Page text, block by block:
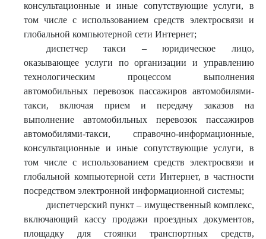
консультационные и иные сопутствующие услуги, в
том числе с использованием средств электросвязи и
глобальной компьютерной сети Интернет;
диспетчер такси – юридическое лицо,
оказывающее услуги по организации и управлению
технологическим процессом выполнения
автомобильных перевозок пассажиров автомобилями-
такси, включая прием и передачу заказов на
выполнение автомобильных перевозок пассажиров
автомобилями-такси, справочно-информационные,
консультационные и иные сопутствующие услуги, в
том числе с использованием средств электросвязи и
глобальной компьютерной сети Интернет, в частности
посредством электронной информационной системы;
диспетчерский пункт – имущественный комплекс,
включающий кассу продажи проездных документов,
площадку для стоянки транспортных средств,